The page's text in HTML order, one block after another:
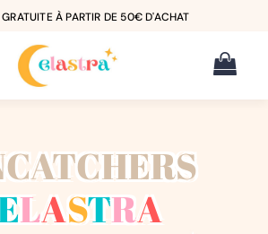
À PARTIR DE 50€ D'ACHAT
LASTRA